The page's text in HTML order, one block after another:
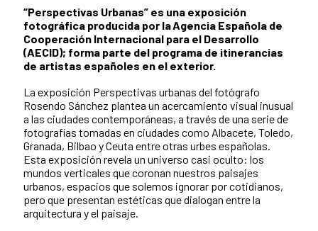
“Perspectivas Urbanas” es una exposición
fotográfica producida por la Agencia Española de
Cooperación Internacional para el Desarrollo
(AECID); forma parte del programa de itinerancias
de artistas españoles en el exterior.
La exposición Perspectivas urbanas del fotógrafo
Rosendo Sánchez plantea un acercamiento visual inusual
a las ciudades contemporáneas, a través de una serie de
fotografías tomadas en ciudades como Albacete, Toledo,
Granada, Bilbao y Ceuta entre otras urbes españolas.
Esta exposición revela un universo casi oculto: los
mundos verticales que coronan nuestros paisajes
urbanos, espacios que solemos ignorar por cotidianos,
pero que presentan estéticas que dialogan entre la
arquitectura y el paisaje.